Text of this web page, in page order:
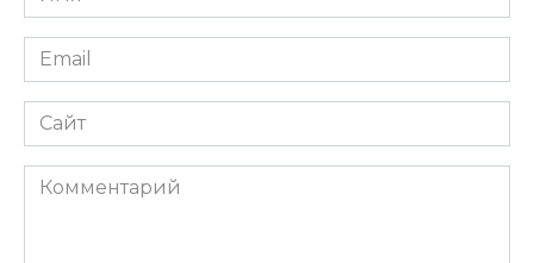
*
Email
*
Сайт
Комментарий